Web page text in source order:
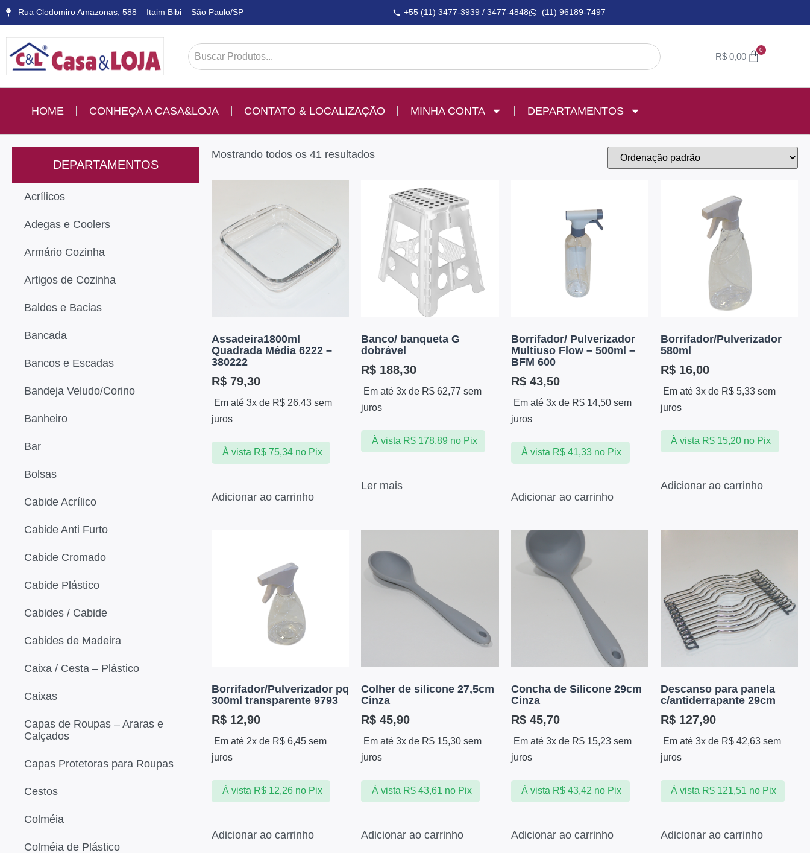
Rua Clodomiro Amazonas, 588 – Itaim Bibi – São Paulo/SP +55 (11) 3477-3939 / 3477-4848 (11) 96189-7497
R$0,00
0
HOME CONHEÇA A CASA&LOJA CONTATO & LOCALIZAÇÃO MINHA CONTA DEPARTAMENTOS
DEPARTAMENTOS
Acrílicos
Adegas e Coolers
Armário Cozinha
Artigos de Cozinha
Baldes e Bacias
Bancada
Bancos e Escadas
Bandeja Veludo/Corino
Banheiro
Bar
Bolsas
Cabide Acrílico
Cabide Anti Furto
Cabide Cromado
Cabide Plástico
Cabides / Cabide
Cabides de Madeira
Caixa / Cesta – Plástico
Caixas
Capas de Roupas – Araras e
Calçados
Capas Protetoras para Roupas
Cestos
Colméia
Colméia de Plástico
Mostrando todos os 41 resultados
Assadeira1800ml
Quadrada Média 6222 –
380222
R$ 79,30
Em até 3x de R$ 26,43 sem
juros
À vista R$75,34 no Pix
Adicionar ao carrinho
Banco/ banqueta G
dobrável
R$ 188,30
Em até 3x de R$ 62,77 sem
juros
À vista R$178,89 no Pix
Ler mais
Borrifador/ Pulverizador
Multiuso Flow – 500ml –
BFM 600
R$43,50
Em até 3x de R$14,50sem
juros
À vista R$ 41,33 no Pix
Adicionar ao carrinho
Borrifador/Pulverizador
580ml
R$16,00
Em até 3x de R$5,33sem
juros
À vista R$ 15,20 no Pix
Adicionar ao carrinho
Borrifador/Pulverizador pq
300ml transparente 9793
R$ 12,90
Em até 2x de R$ 6,45 sem
juros
À vista R$12,26 no Pix
Adicionar ao carrinho
Colher de silicone 27,5cm
Cinza
R$ 45,90
Em até 3x de R$ 15,30 sem
juros
À vista R$43,61 no Pix
Adicionar ao carrinho
Concha de Silicone 29cm
Cinza
R$45,70
Em até 3x de R$15,23sem
juros
À vista R$ 43,42 no Pix
Adicionar ao carrinho
Descanso para panela
c/antiderrapante 29cm
R$127,90
Em até 3x de R$42,63sem
juros
À vista R$ 121,51 no Pix
Adicionar ao carrinho